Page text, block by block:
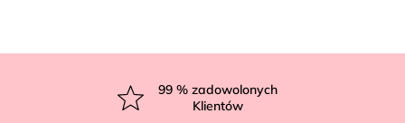
99 % zadowolonych
Klientów